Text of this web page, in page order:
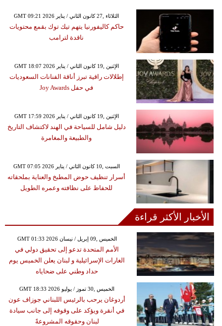
GMT 09:21 2026 الثلاثاء ,27 كانون الثاني / يناير
حاكم كاليفورنيا يتهم تيك توك بقمع محتويات
ناقدة لترامب
GMT 18:07 2026 الإثنين ,19 كانون الثاني / يناير
إطلالات راقية تبرز أناقة الفنانات السعوديات
في حفل Joy Awards
GMT 17:59 2026 الإثنين ,19 كانون الثاني / يناير
دليل شامل للسياحة في الهند لاكتشاف التاريخ
والطبيعة والمغامرة
GMT 07:05 2026 السبت ,10 كانون الثاني / يناير
أسرار تنظيف حوض المطبخ والعناية بملحقاته
للحفاظ على نظافته وعمره الطويل
الأخبار الأكثر قراءة
GMT 01:33 2026 الخميس ,09 إبريل / نيسان
الأمم المتحدة تدعو إلى تحقيق دولي في
الغارات الإسرائيلية و لبنان يعلن الخميس يوم
حداد وطني على ضحاياه
GMT 18:33 2026 الخميس ,30 تموز / يوليو
أردوغان يرحب بالرئيس اللبناني جوزاف عون
في أنقرة ويؤكد على وقوفه إلى جانب سيادة
لبنان وحقوقه المشروعةً